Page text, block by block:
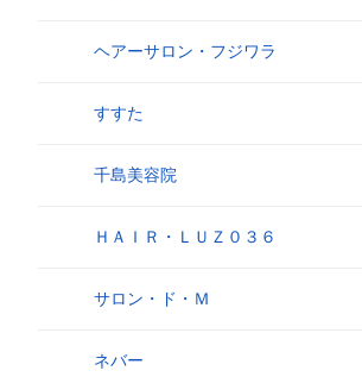
ヘアーサロン・フジワラ
すすた
千島美容院
ＨＡＩＲ・ＬＵＺ０３６
サロン・ド・Ｍ
ネバー